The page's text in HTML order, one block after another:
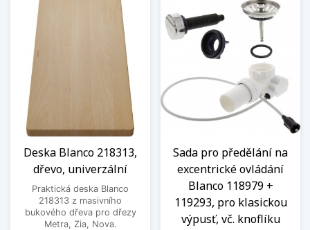
Deska Blanco 218313,
dřevo, univerzální
Praktická deska Blanco
218313 z masivního
bukového dřeva pro dřezy
Metra, Zia, Nova.
Sada pro předělání na
excentrické ovládání
Blanco 118979 +
119293, pro klasickou
výpusť, vč. knoflíku